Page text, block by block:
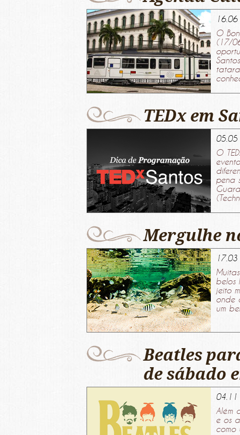
16.06
O
(17/
TEDx em
05.05
O
pena
Mergulhe
17.03
belos
jeito
onde
um
Beatles
de sábado
04.11
Além
e os
como